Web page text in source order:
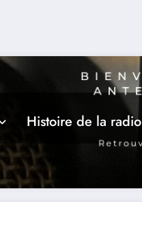
Histoire de la radio